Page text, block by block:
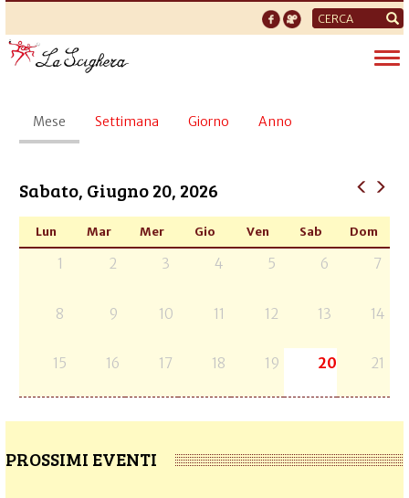
Form
di
ricerca
Schede
primarie
Mese (scheda
attiva)
Settimana Giorno Anno
Sabato, Giugno 20, 2026
Lun Mar Mer Gio Ven Sab Dom
1 2 3 4 5 6 7
8 9 10 11 12 13 14
15 16 17 18 19 20 21
PROSSIMI EVENTI